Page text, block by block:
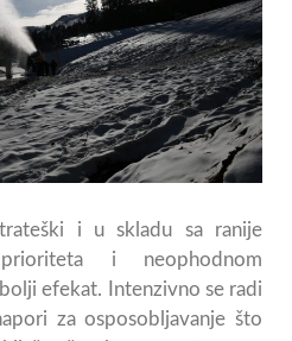
i u skladu sa ranije
i neophodnom
efekat. Intenzivno se radi
za osposobljavanje što